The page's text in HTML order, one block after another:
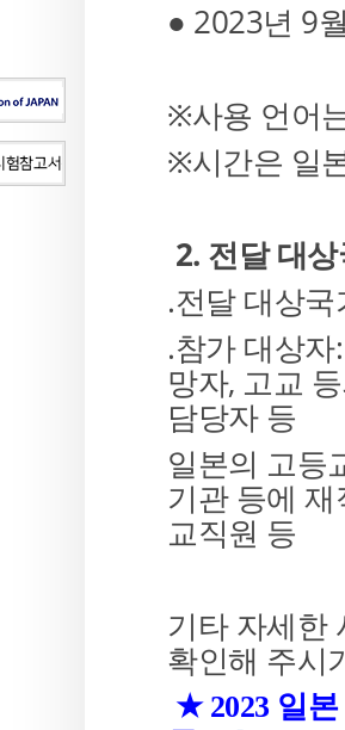
● 2023년 9
※사용 언어
※시간은 일
2. 전달대상
.전달 대상국
.참가 대상자
망자, 고교
담당자 등
일본의 고등
기관 등에
교직원 등
기타 자세한
확인해 주시
★2023 일